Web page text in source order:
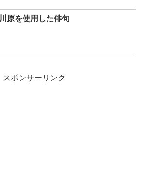
川原を使用した俳句
スポンサーリンク